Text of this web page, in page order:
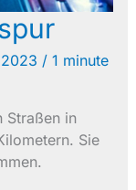
/ 1 minute
Straßen in
Sie